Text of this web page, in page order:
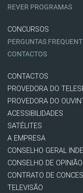
REVER PROGRAMAS
CONCURSOS
PERGUNTAS
CONTACTOS
CONTACTOS
PROVEDORA DO
PROVEDORA DO
ACESSIBILIDADES
SATÉLITES
A EMPRESA
CONSELHO GERAL
CONSELHO DE OPINIÃO
CONTRATO DE
TELEVISÃO